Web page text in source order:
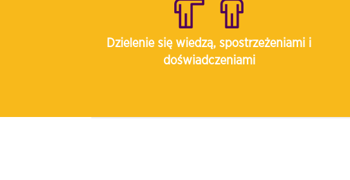
Dzielenie się wiedzą, spostrzeżeniami i
doświadczeniami